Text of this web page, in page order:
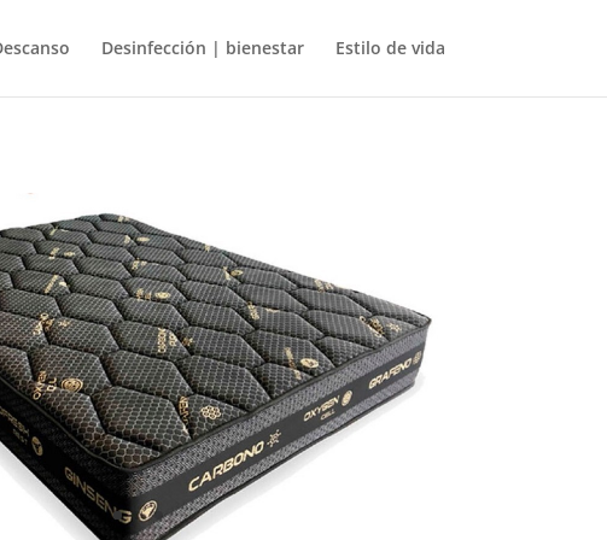
Desinfección | bienestar Estilo de vida